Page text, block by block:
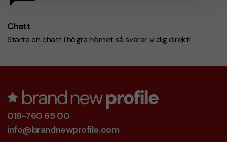
Chatt
Starta en chatt i högra hörnet så svarar vi dig direkt!
019-760 65 00
info@brandnewprofile.com